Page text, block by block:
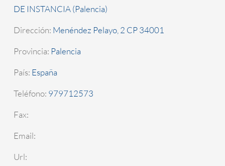
DE INSTANCIA (Palencia)
Dirección: Menéndez Pelayo, 2 CP 34001
Provincia: Palencia
País: España
Teléfono: 979712573
Fax:
Email:
Url: